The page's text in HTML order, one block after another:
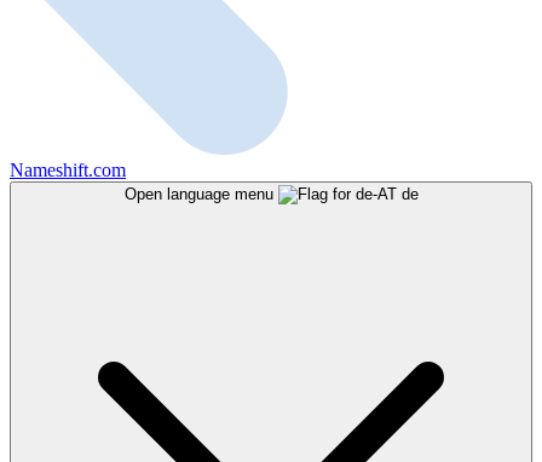
Nameshift.com
Open language menu de